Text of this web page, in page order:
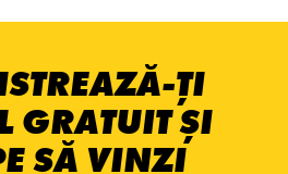
ȚI
GRATUIT ȘI
SĂ VINZI